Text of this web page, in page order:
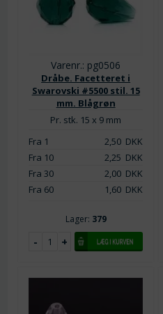
Varenr.: pg0506
Dråbe. Facetteret i
Swarovski #5500 stil. 15
mm. Blågrøn
Pr. stk. 15 x 9 mm
Fra 1
2,50DKK
Fra 10
2,25 DKK
Fra 30
2,00DKK
Fra 60
1,60DKK
Lager: 379